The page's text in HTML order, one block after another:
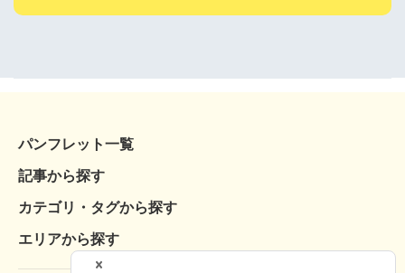
パンフレット一覧
記事から探す
カテゴリ・タグから探す
エリアから探す